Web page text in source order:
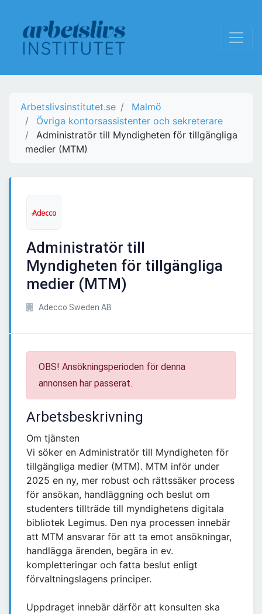
Arbetslivsinstitutet.se
Malmö
Övriga kontorsassistenter och sekreterare
Administratör till Myndigheten för tillgängliga
medier (MTM)
Administratör till
Myndigheten för tillgängliga
medier (MTM)
Adecco Sweden AB
OBS! Ansökningsperioden för denna
annonsen har passerat.
Arbetsbeskrivning
Om tjänsten
Vi söker en Administratör till Myndigheten för
tillgängliga medier (MTM). MTM inför under
2025 en ny, mer robust och rättssäker process
för ansökan, handläggning och beslut om
studenters tillträde till myndighetens digitala
bibliotek Legimus. Den nya processen innebär
att MTM ansvarar för att ta emot ansökningar,
handlägga ärenden, begära in ev.
kompletteringar och fatta beslut enligt
förvaltningslagens principer.
Uppdraget innebär därför att konsulten ska